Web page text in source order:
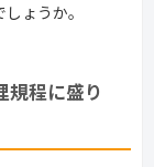
ょうか。
程に盛り